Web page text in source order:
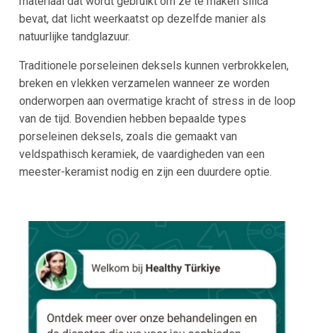
bevat, dat licht weerkaatst op dezelfde manier als
natuurlijke tandglazuur.
Traditionele porseleinen deksels kunnen verbrokkelen,
breken en vlekken verzamelen wanneer ze worden
onderworpen aan overmatige kracht of stress in de loop
van de tijd. Bovendien hebben bepaalde types
porseleinen deksels, zoals die gemaakt van
veldspathisch keramiek, de vaardigheden van een
meester-keramist nodig en zijn een duurdere optie.